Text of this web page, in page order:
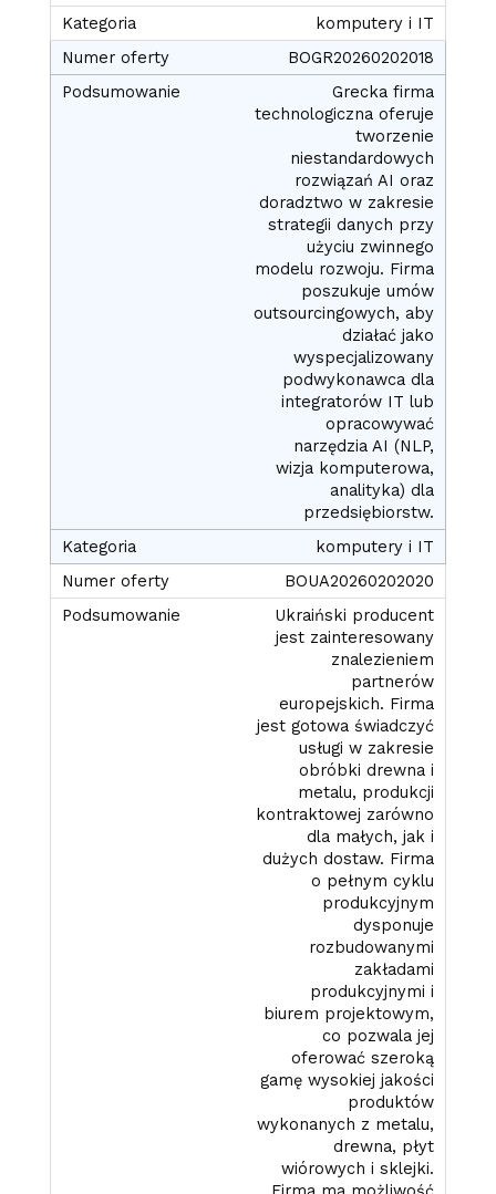
komputery i IT
BOGR20260202018
Grecka firma
technologiczna oferuje
tworzenie
niestandardowych
rozwiązań AI oraz
doradztwo w zakresie
strategii danych przy
użyciu zwinnego
modelu rozwoju. Firma
poszukuje umów
outsourcingowych, aby
działać jako
wyspecjalizowany
podwykonawca dla
integratorów IT lub
opracowywać
narzędzia AI (NLP,
wizja komputerowa,
analityka) dla
przedsiębiorstw.
komputery i IT
BOUA20260202020
Ukraiński producent
jest zainteresowany
znalezieniem
partnerów
europejskich. Firma
jest gotowa świadczyć
usługi w zakresie
obróbki drewna i
metalu, produkcji
kontraktowej zarówno
dla małych, jak i
dużych dostaw. Firma
o pełnym cyklu
produkcyjnym
dysponuje
rozbudowanymi
zakładami
produkcyjnymi i
biurem projektowym,
co pozwala jej
oferować szeroką
gamę wysokiej jakości
produktów
wykonanych z metalu,
drewna, płyt
wiórowych i sklejki.